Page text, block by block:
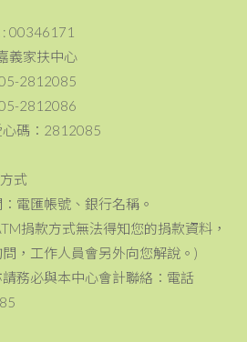
00346171
義家扶中心
2812085
2812086
心碼：2812085
式
電匯帳號、銀行名稱。
捐款方式無法得知您的捐款資料，
，工作人員會另外向您解說。)
務必與本中心會計聯絡：電話